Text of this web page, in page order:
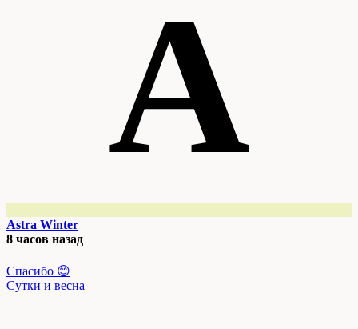
A
Astra Winter
8 часов назад
Спасибо 😊
Сутки и весна